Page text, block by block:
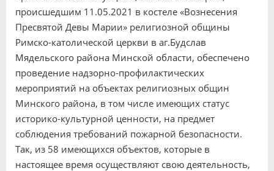
происшедшим 11.05.2021 в костеле «Вознесения
Пресвятой Девы Марии» религиозной общины
Римско-католической церкви в аг.Будслав
Мядельского района Минской области, обеспечено
проведение надзорно-профилактических
мероприятий на объектах религиозных общин
Минского района, в том числе имеющих статус
историко-культурной ценности, на предмет
соблюдения требований пожарной безопасности.
Так, из 58 имеющихся объектов, которые в
настоящее время осуществляют свою деятельность,